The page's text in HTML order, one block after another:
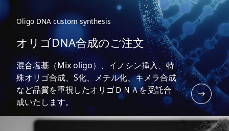
Oligo DNA custom synthesis
オリゴDNA合成のご注文
混合塩基（Mix oligo）、イノシン挿入、特
殊オリゴ合成、S化、メチル化、キメラ合成
など品質を重視したオリゴＤＮＡを受託合
成いたします。